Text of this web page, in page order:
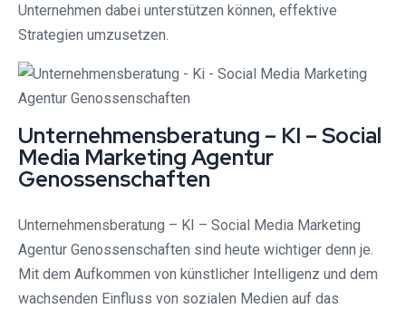
Unternehmen dabei unterstützen können, effektive
Strategien umzusetzen.
Unternehmensberatung – KI – Social
Media Marketing Agentur
Genossenschaften
Unternehmensberatung – KI – Social Media Marketing
Agentur Genossenschaften sind heute wichtiger denn je.
Mit dem Aufkommen von künstlicher Intelligenz und dem
wachsenden Einfluss von sozialen Medien auf das